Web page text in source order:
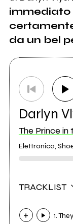
immediato
da un bel
Darlyn
The Prince in
Elettronica,
TRACKLIST
1.